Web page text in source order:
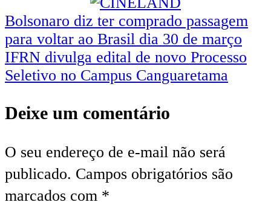
Navegação
de
Post
Bolsonaro diz ter comprado passagem
para voltar ao Brasil dia 30 de março
IFRN divulga edital de novo Processo
Seletivo no Campus Canguaretama
Deixe um comentário
O seu endereço de e-mail não será
publicado. Campos obrigatórios são
marcados com *